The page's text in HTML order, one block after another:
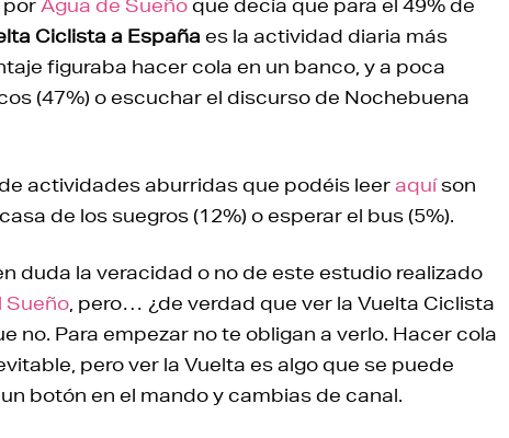
por Agua de Sueñoque decía que para el 49% de
Ciclista a España es la actividad diaria más
figuraba hacer cola en un banco, y a poca
(47%) o escuchar el discurso de Nochebuena
actividades aburridas que podéis leeraquíson
de los suegros (12%) o esperar el bus (5%).
duda la veracidad o no de este estudio realizado
Sueño , pero… ¿de verdad que ver la Vuelta Ciclista
no. Para empezar no te obligan a verlo. Hacer cola
pero ver la Vuelta es algo que se puede
botón en el mando y cambias de canal.